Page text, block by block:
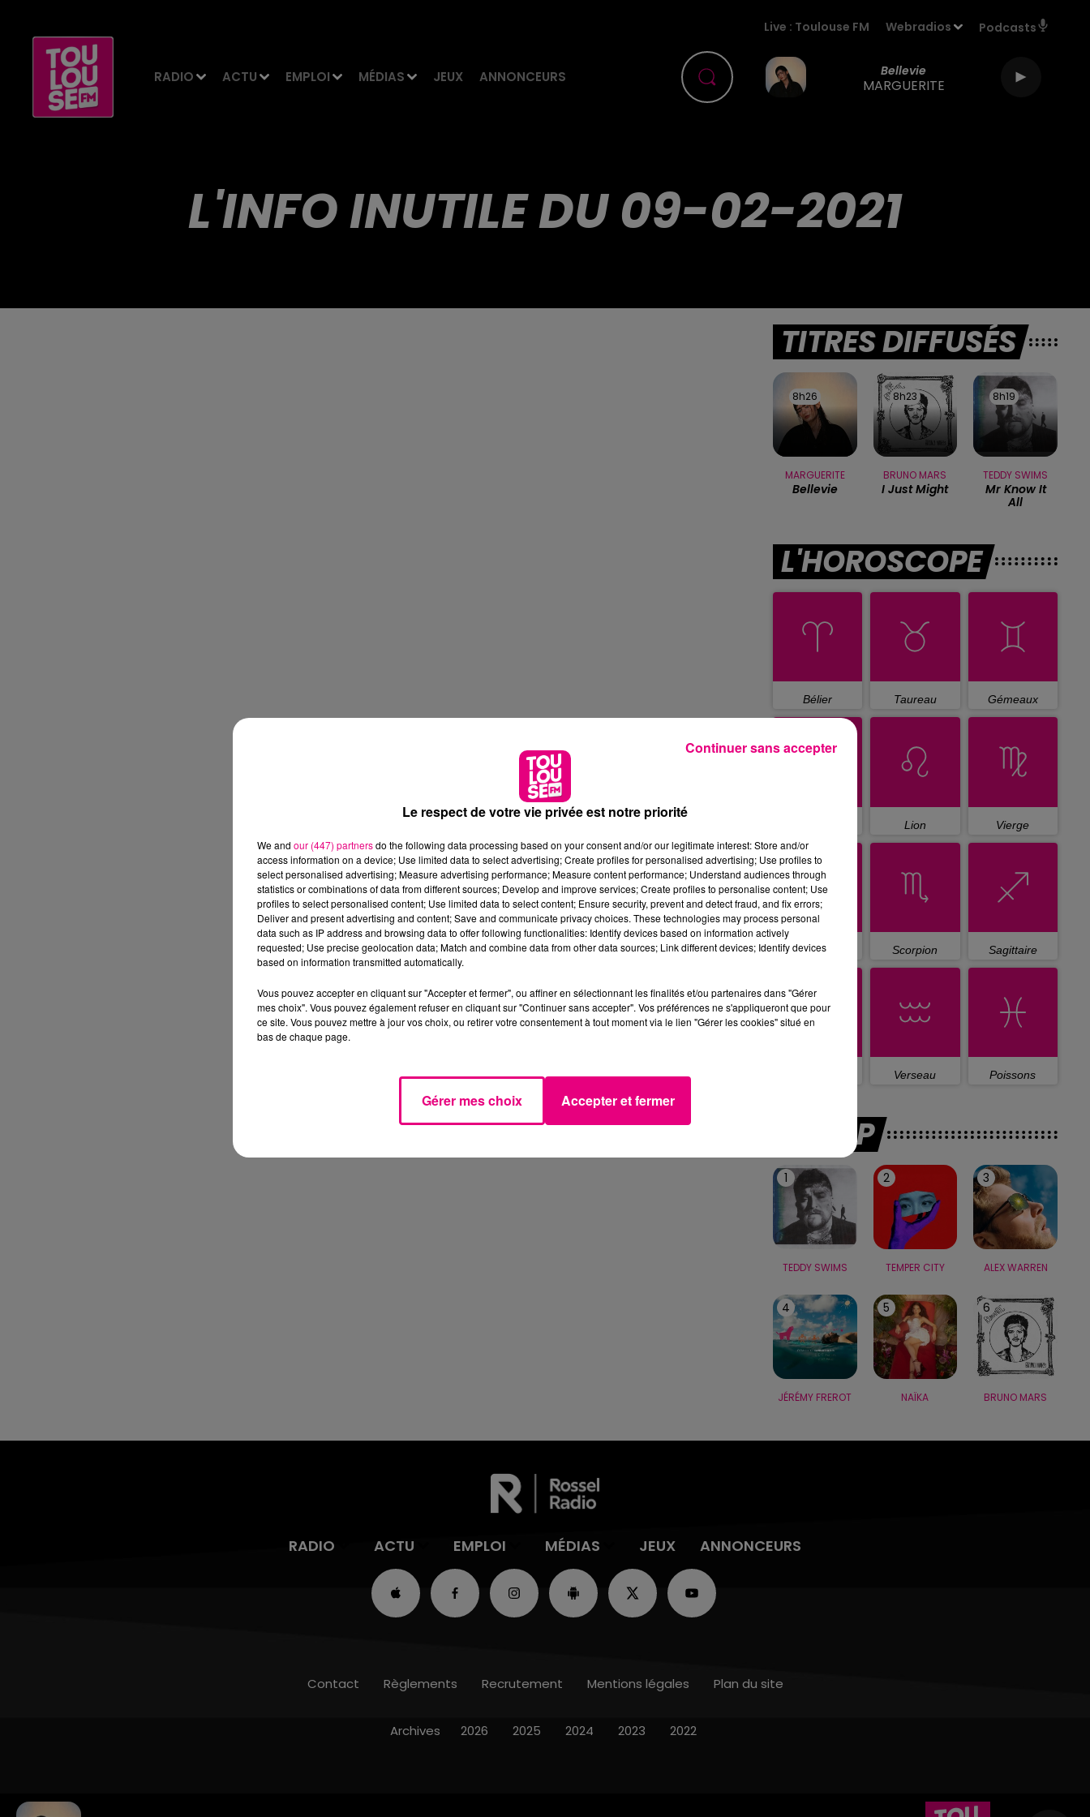
RADIO ACTU EMPLOI MÉDIAS JEUX ANNONCEURS
Live : Toulouse FM Webradios Podcasts
Bellevie
MARGUERITE
L'INFO INUTILE DU 09-02-2021
TITRES DIFFUSÉS
8h26
8h26
MARGUERITE
Bellevie
8h23
8h23
BRUNO MARS
I Just Might
8h19
8h19
TEDDY SWIMS
Mr Know It
All
L'HOROSCOPE
Bélier Taureau Gémeaux
Lion Vierge
Balance Scorpion Sagittaire
Verseau Poissons
LE TOP
1
TEDDY SWIMS
2
TEMPER CITY
3
ALEX WARREN
4
JÉRÉMY FREROT
5
NAÏKA
6
BRUNO MARS
RADIO ACTU EMPLOI MÉDIAS JEUX ANNONCEURS
Contact Règlements Recrutement Mentions légales Plan du site
Archives 2026 2025 2024 2023 2022
Le respect de votre vie privée est notre priorité
We and our (447) partnersdo the following data processing based on your consent and/or our legitimate interest: Store and/or
access information on a device; Use limited data to select advertising; Create profiles for personalised advertising; Use profiles to
select personalised advertising; Measure advertising performance; Measure content performance; Understand audiences through
statistics or combinations of data from different sources; Develop and improve services; Create profiles to personalise content; Use
profiles to select personalised content; Use limited data to select content; Ensure security, prevent and detect fraud, and fix errors;
Deliver and present advertising and content; Save and communicate privacy choices. These technologies may process personal
data such as IP address and browsing data to offer following functionalities: Identify devices based on information actively
requested; Use precise geolocation data; Match and combine data from other data sources; Link different devices; Identify devices
based on information transmitted automatically.
Vous pouvez accepter en cliquant sur "Accepter et fermer", ou affiner en sélectionnant les finalités et/ou partenaires dans "Gérer
mes choix". Vous pouvez également refuser en cliquant sur "Continuer sans accepter". Vos préférences ne s'appliqueront que pour
ce site. Vous pouvez mettre à jour vos choix, ou retirer votre consentement à tout moment via le lien "Gérer les cookies" situé en
bas de chaque page.
Gérer mes choix Accepter et fermer
Continuer sans accepter